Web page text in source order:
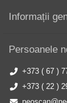
Informații
Persoanele
+373 ( 67 )
+373 ( 22 )